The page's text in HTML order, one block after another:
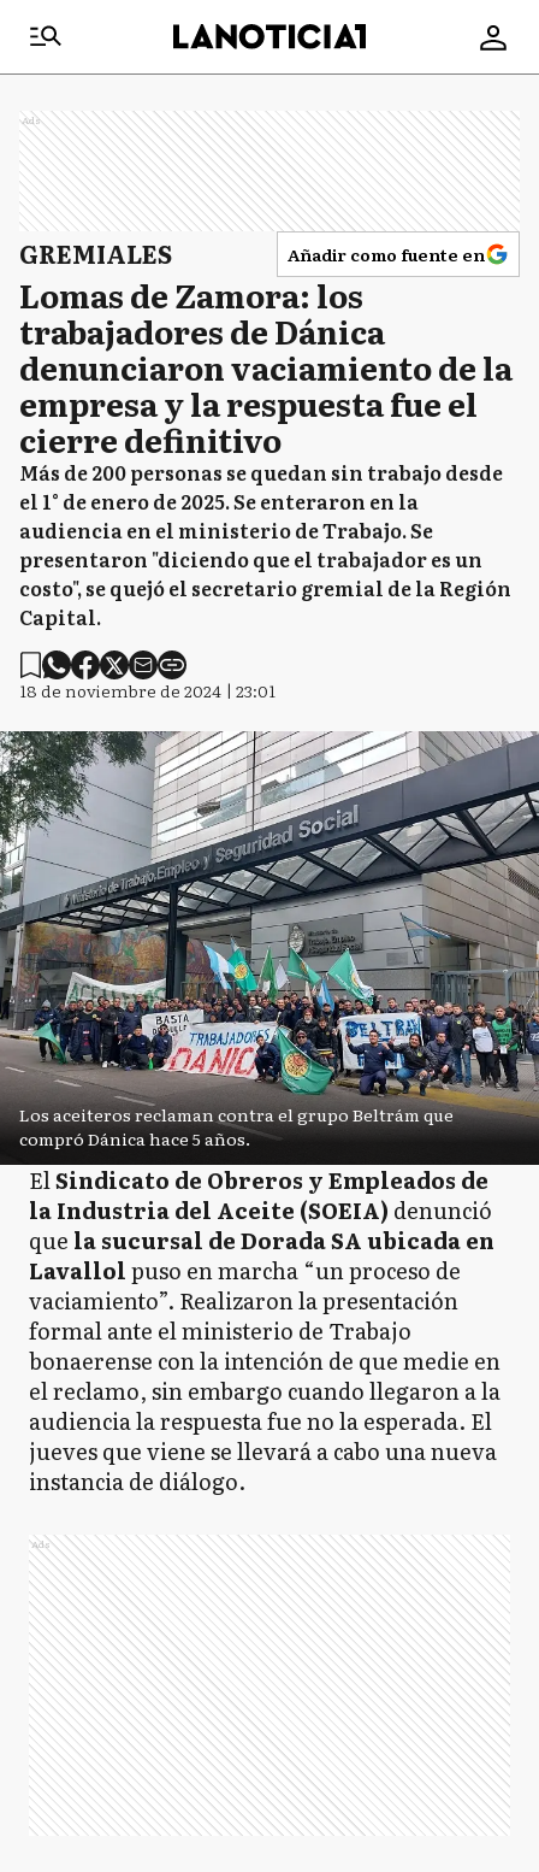
Ads
GREMIALES Añadir como fuente en
Lomas de Zamora: los
trabajadores de Dánica
denunciaron vaciamiento de la
empresa y la respuesta fue el
cierre definitivo
Más de 200 personas se quedan sin trabajo desde
el 1° de enero de 2025. Se enteraron en la
audiencia en el ministerio de Trabajo. Se
presentaron "diciendo que el trabajador es un
costo", se quejó el secretario gremial de la Región
Capital.
18 de noviembre de 2024 | 23:01
Los aceiteros reclaman contra el grupo Beltrám que
compró Dánica hace 5 años.
ElSindicato de Obreros y Empleados de
la Industria del Aceite (SOEIA) denunció
que la sucursal de Dorada SA ubicada en
Lavallolpuso en marcha “un proceso de
vaciamiento”. Realizaron la presentación
formal ante el ministerio de Trabajo
bonaerense con la intención de que medie en
el reclamo, sin embargo cuando llegaron a la
audiencia la respuesta fue no la esperada. El
jueves que viene se llevará a cabo una nueva
instancia de diálogo.
Ads